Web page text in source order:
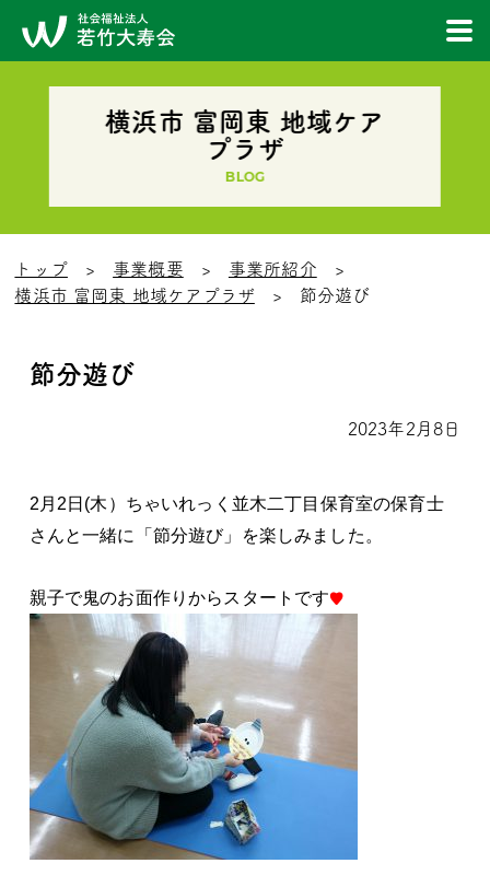
横浜市 富岡東 地域ケア
プラザ
BLOG
トップ 事業概要
事業所紹介
横浜市 富岡東 地域ケアプラザ
節分遊び
節分遊び
2023年2月8日
2月2日(木）ちゃいれっく並木二丁目保育室の保育士
さんと一緒に「節分遊び」を楽しみました。
親子で鬼のお面作りからスタートです♥